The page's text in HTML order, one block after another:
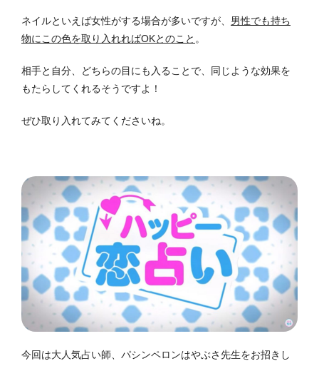
ネイルといえば女性がする場合が多いですが、 男性でも持ち
物にこの色を取り入れればOKとのこと 。
相手と自分、どちらの目にも入ることで、同じような効果を
もたらしてくれるそうですよ！
ぜひ取り入れてみてくださいね。
今回は大人気占い師、パシンペロンはやぶさ先生をお招きし